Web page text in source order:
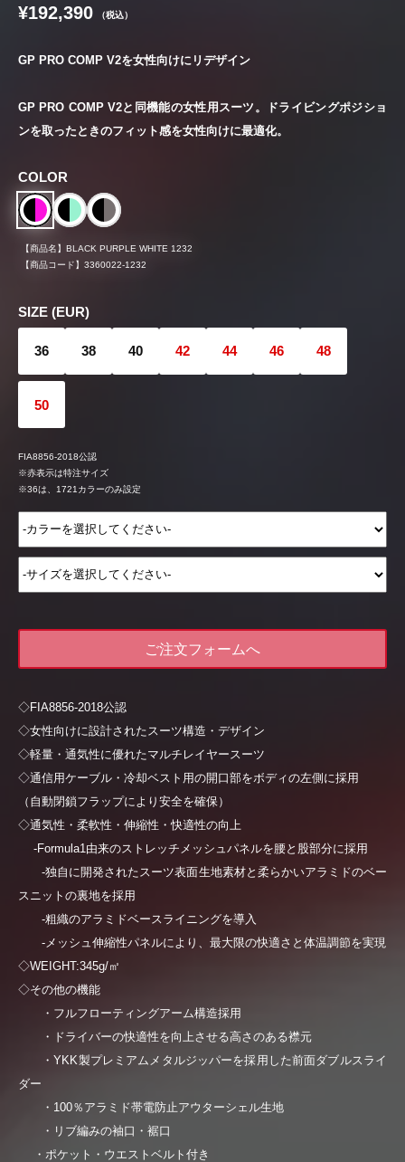
¥192,390 （税込）
GP PRO COMP V2を女性向けにリデザイン
GP PRO COMP V2と同機能の女性用スーツ。ドライビングポジショ
ンを取ったときのフィット感を女性向けに最適化。
COLOR
【商品名】 BLACK PURPLE WHITE 1232
【商品コード】 3360022-1232
SIZE (EUR)
36 38 40 42 44 46 48
50
FIA8856-2018公認
※赤表示は特注サイズ
※36は、1721カラーのみ設定
ご注文フォームへ
◇FIA8856-2018公認
◇女性向けに設計されたスーツ構造・デザイン
◇軽量・通気性に優れたマルチレイヤースーツ
◇通信用ケーブル・冷却ベスト用の開口部をボディの左側に採用
（自動閉鎖フラップにより安全を確保）
◇通気性・柔軟性・伸縮性・快適性の向上
-Formula1由来のストレッチメッシュパネルを腰と股部分に採用
-独自に開発されたスーツ表面生地素材と柔らかいアラミドのベー
スニットの裏地を採用
-粗織のアラミドベースライニングを導入
-メッシュ伸縮性パネルにより、最大限の快適さと体温調節を実現
◇WEIGHT:345g/㎡
◇その他の機能
・フルフローティングアーム構造採用
・ドライバーの快適性を向上させる高さのある襟元
・YKK製プレミアムメタルジッパーを採用した前面ダブルスライ
ダー
・100％アラミド帯電防止アウターシェル生地
・リブ編みの袖口・裾口
・ポケット・ウエストベルト付き